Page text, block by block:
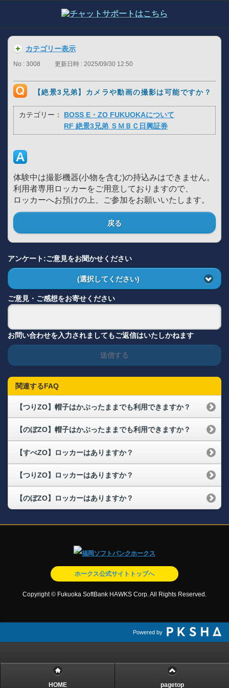
カテゴリー表示
No : 3008 更新日時 : 2025/09/30 12:50
【絶景3兄弟】カメラや動画の撮影は可能ですか？
カテゴリー：
BOSS E・ZO FUKUOKAについて
RF 絶景3兄弟 ＳＭＢＣ日興証券
体験中は撮影機器(小物を含む)の持込みはできません。
利用者専用ロッカーをご用意しておりますので、
ロッカーへお預けの上、ご参加をお願いいたします。
戻る
アンケート:ご意見をお聞かせください
(選択してください)
ご意見・ご感想をお寄せください
お問い合わせを入力されましてもご返信はいたしかねます
送信する
関連するFAQ
【つりZO】帽子はかぶったままでも利用できますか？
【のぼZO】帽子はかぶったままでも利用できますか？
【すべZO】ロッカーはありますか？
【つりZO】ロッカーはありますか？
【のぼZO】ロッカーはありますか？
ホークス公式サイトトップへ
Copyright © Fukuoka SoftBank HAWKS Corp. All Rights Reserved.
Powered by
HOME pagetop